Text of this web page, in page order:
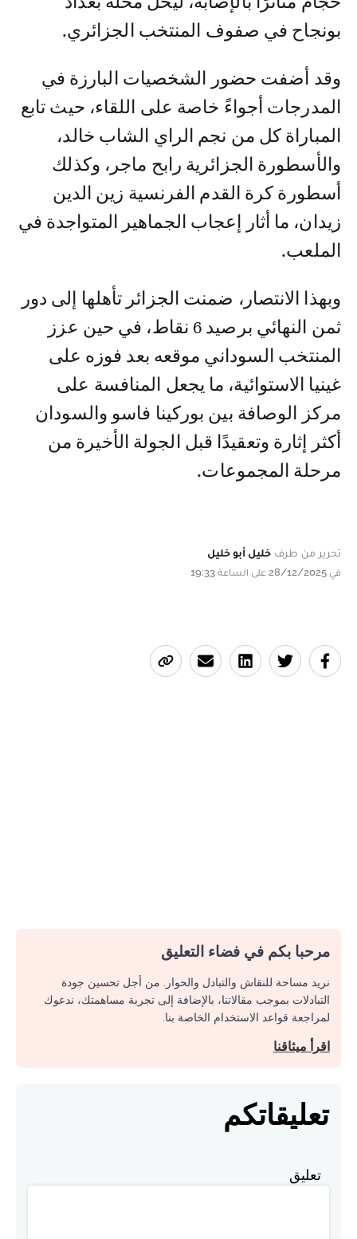
بونجاح في صفوف المنتخب الجزائري.
وقد أضفت حضور الشخصيات البارزة في
المدرجات أجواءً خاصة على اللقاء، حيث تابع
المباراة كل من نجم الراي الشاب خالد،
والأسطورة الجزائرية رابح ماجر، وكذلك
أسطورة كرة القدم الفرنسية زين الدين
زيدان، ما أثار إعجاب الجماهير المتواجدة في
الملعب.
وبهذا الانتصار، ضمنت الجزائر تأهلها إلى دور
ثمن النهائي برصيد 6 نقاط، في حين عزز
المنتخب السوداني موقعه بعد فوزه على
غينيا الاستوائية، ما يجعل المنافسة على
مركز الوصافة بين بوركينا فاسو والسودان
أكثر إثارة وتعقيدًا قبل الجولة الأخيرة من
مرحلة المجموعات.
تحرير من طرف خليل أبو خليل
في 28/12/2025 على الساعة 19:33
مرحبا بكم في فضاء التعليق
نريد مساحة للنقاش والتبادل والحوار. من أجل تحسين جودة
التبادلات بموجب مقالاتنا، بالإضافة إلى تجربة مساهمتك، ندعوك
لمراجعة قواعد الاستخدام الخاصة بنا.
اقرأ ميثاقنا
تعليقاتكم
تعليق